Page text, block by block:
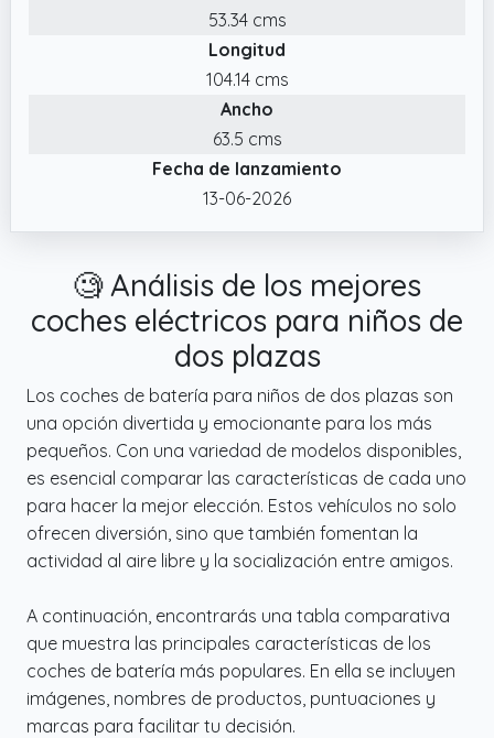
que los niños exploren tanto en interiores
como al aire libre, asegurando aventuras
llenas de energía sin pausas inesperadas
✔️ SISTEMA MULTIMEDIA: Nuestro coche
eléctrico Terrakid, está equipado con toma
podrán disfrutar de sus canciones favoritas
mientras conducen aumentando así la
añaden emoción, haciendo que cada
trayecto se sienta como una aventura
✔️ EXPERIENCIA DE CONDUCCIÓN AUTÉNTICA:
Con su diseño Mercedes Benz AMG G63, este
coche eléctrico para niños de 3 a 6 años,
ofrece una experiencia de conducción
realista que hará que los más pequeños se
sientan verdaderos conductores. Su aspecto
elegante y sus sonidos realistas convierten
cada paseo en una emocionante aventura
53.34 cms
Longitud
104.14 cms
Ancho
63.5 cms
Fecha de lanzamiento
13-06-2026
🧐 Análisis de los mejores
coches eléctricos para niños de
dos plazas
Los coches de batería para niños de dos plazas son
una opción divertida y emocionante para los más
pequeños. Con una variedad de modelos disponibles,
es esencial comparar las características de cada uno
para hacer la mejor elección. Estos vehículos no solo
ofrecen diversión, sino que también fomentan la
actividad al aire libre y la socialización entre amigos.
A continuación, encontrarás una tabla comparativa
que muestra las principales características de los
coches de batería más populares. En ella se incluyen
imágenes, nombres de productos, puntuaciones y
marcas para facilitar tu decisión.